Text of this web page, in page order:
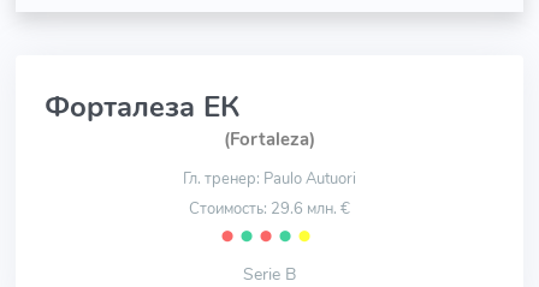
Форталеза ЕК
(Fortaleza)
Гл. тренер: Paulo Autuori
Стоимость: 29.6 млн. €
⬤ ⬤ ⬤ ⬤ ⬤
Serie B